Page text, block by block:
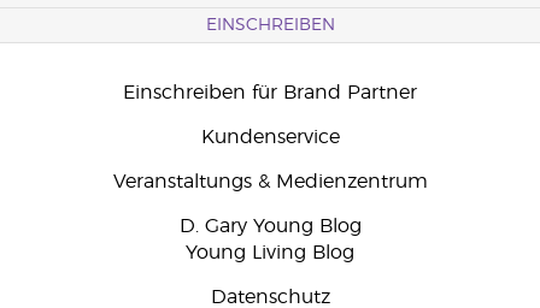
EINSCHREIBEN
Einschreiben für Brand Partner
Kundenservice
Veranstaltungs & Medienzentrum
D. Gary Young Blog
Young Living Blog
Datenschutz